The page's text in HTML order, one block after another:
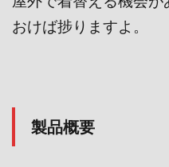
おけば捗りますよ。
製品概要